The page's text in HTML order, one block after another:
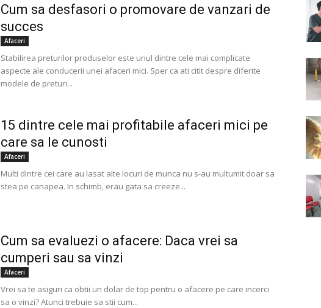
Cum sa desfasori o promovare de vanzari de
succes
Afaceri
Stabilirea preturilor produselor este unul dintre cele mai complicate
aspecte ale conducerii unei afaceri mici. Sper ca ati citit despre diferite
modele de preturi...
15 dintre cele mai profitabile afaceri mici pe
care sa le cunosti
Afaceri
Multi dintre cei care au lasat alte locuri de munca nu s-au multumit doar sa
stea pe canapea. In schimb, erau gata sa creeze...
Cum sa evaluezi o afacere: Daca vrei sa
cumperi sau sa vinzi
Afaceri
Vrei sa te asiguri ca obtii un dolar de top pentru o afacere pe care incerci
sa o vinzi? Atunci trebuie sa stii cum...